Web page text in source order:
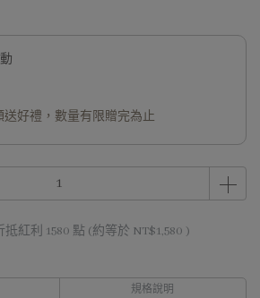
好禮，數量有限贈完為止
紅利 1580 點 (約等於 NT$1,580 )
規格說明